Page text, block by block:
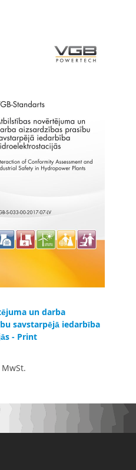
un darba
savstarpējā iedarbība
- Print